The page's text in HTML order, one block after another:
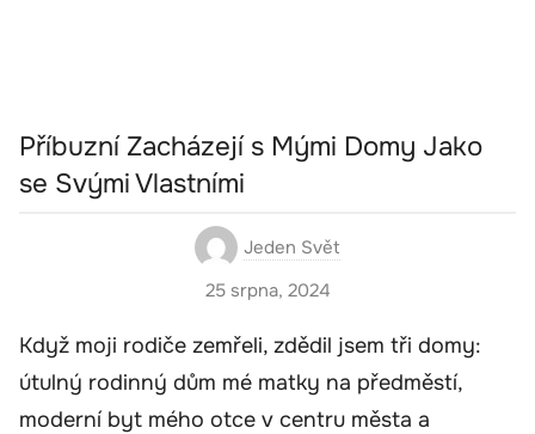
Příbuzní Zacházejí s Mými Domy Jako
se Svými Vlastními
Jeden Svět
25 srpna, 2024
Když moji rodiče zemřeli, zdědil jsem tři domy:
útulný rodinný dům mé matky na předměstí,
moderní byt mého otce v centru města a